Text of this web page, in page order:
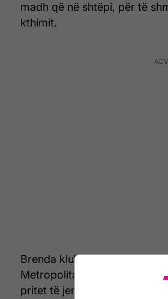
madh që në shtëpi, për të
kthimit.
Brenda klubit ekziston
Metropolitano”, ku
pritet të jenë një provë